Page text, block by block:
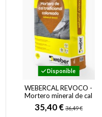
Disponible
WEBERCAL REVOCO -
Mortero mineral de cal
coloreado e hidrofugado
para revocos
35,40 € 36,49 €